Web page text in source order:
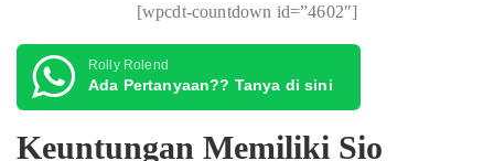
[wpcdt-countdown id=”4602″]
Rolly Rolend
Ada Pertanyaan?? Tanya di sini
Keuntungan Memiliki Sio